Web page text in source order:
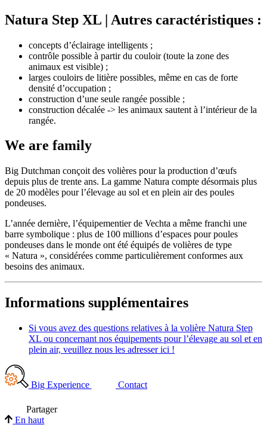
Natura Step XL | Autres caractéristiques :
concepts d’éclairage intelligents ;
contrôle possible à partir du couloir (toute la zone des
animaux est visible) ;
larges couloirs de litière possibles, même en cas de forte
densité d’occupation ;
construction d’une seule rangée possible ;
construction décalée -> les animaux sautent à l’intérieur de la
rangée.
We are family
Big Dutchman conçoit des volières pour la production d’œufs
depuis plus de trente ans. La gamme Natura compte désormais plus
de 20 modèles pour l’élevage au sol et en plein air des poules
pondeuses.
L’année dernière, l’équipementier de Vechta a même franchi une
barre symbolique : plus de 100 millions d’espaces pour poules
pondeuses dans le monde ont été équipés de volières de type
« Natura », considérées comme particulièrement conformes aux
besoins des animaux.
Informations supplémentaires
Si vous avez des questions relatives à la volière Natura Step
XL ou concernant nos équipements pour l’élevage au sol et en
plein air, veuillez nous les adresser ici !
Big Experience Contact
Partager
En haut